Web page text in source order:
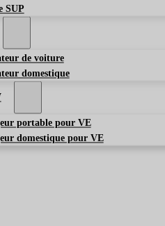
SUP
de voiture
domestique
portable pour VE
domestique pour VE